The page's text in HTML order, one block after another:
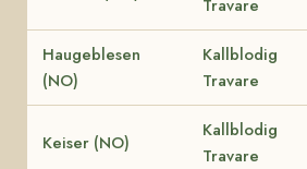
Travare
Haugeblesen
(NO)
Kallblodig
Travare
Keiser (NO)
Kallblodig
Travare